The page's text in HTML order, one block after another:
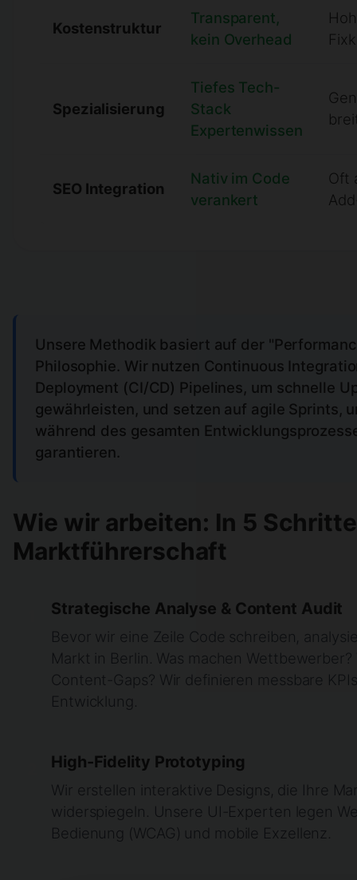
Kostenstruktur
Transparent,
kein Overhead
Spezialisierung
Tiefes Tech-
Stack
Expertenwissen
SEO Integration
Nativ im Code
verankert
Oft
Unsere Methodik basiert auf der
Philosophie. Wir nutzen Continuous
Deployment (CI/CD) Pipelines, um schnelle
gewährleisten, und setzen auf agile Sprints,
während des gesamten
garantieren.
Wie wir arbeiten: In 5
Marktführerschaft
Strategische Analyse & Content Audit
Bevor wir eine Zeile Code schreiben,
Markt in Berlin. Was machen Wettbewerber?
Content-Gaps? Wir definieren messbare
Entwicklung.
High-Fidelity Prototyping
Wir erstellen interaktive Designs, die Ihre
widerspiegeln. Unsere UI-Experten legen
Bedienung (WCAG) und mobile Exzellenz.